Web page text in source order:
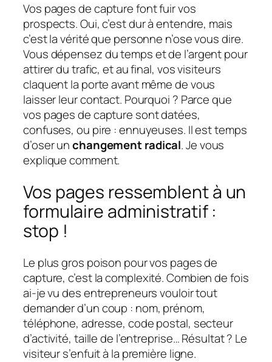
Vos pages de capture font fuir vos
prospects. Oui, c’est dur à entendre, mais
c’est la vérité que personne n’ose vous dire.
Vous dépensez du temps et de l’argent pour
attirer du trafic, et au final, vos visiteurs
claquent la porte avant même de vous
laisser leur contact. Pourquoi ? Parce que
vos pages de capture sont datées,
confuses, ou pire : ennuyeuses. Il est temps
d’oser unchangement radical. Je vous
explique comment.
Vos pages ressemblent à un
formulaire administratif :
stop !
Le plus gros poison pour vos pages de
capture, c’est lacomplexité. Combien de fois
ai-je vu des entrepreneurs vouloir tout
demander d’un coup : nom, prénom,
téléphone, adresse, code postal, secteur
d’activité, taille de l’entreprise… Résultat ? Le
visiteur s’enfuit à la première ligne.